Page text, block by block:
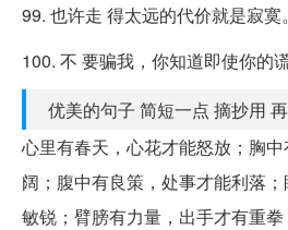
99. 也许走 得太远的代价就是寂寞。
100. 不 要骗我，你知道即使你的
优美的句子 简短一点 摘抄用
心里有春天，心花才能怒放；胸
阔；腹中有良策，处事才能利落
敏锐；臂膀有力量，出手才有重